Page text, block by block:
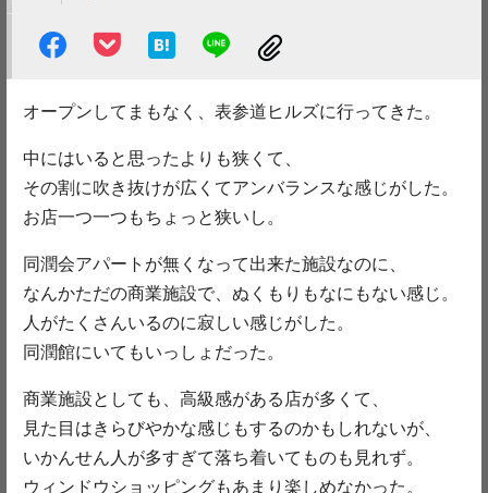
オープンしてまもなく、表参道ヒルズに行ってきた。
中にはいると思ったよりも狭くて、
その割に吹き抜けが広くてアンバランスな感じがした。
お店一つ一つもちょっと狭いし。
同潤会アパートが無くなって出来た施設なのに、
なんかただの商業施設で、ぬくもりもなにもない感じ。
人がたくさんいるのに寂しい感じがした。
同潤館にいてもいっしょだった。
商業施設としても、高級感がある店が多くて、
見た目はきらびやかな感じもするのかもしれないが、
いかんせん人が多すぎて落ち着いてものも見れず。
ウィンドウショッピングもあまり楽しめなかった。